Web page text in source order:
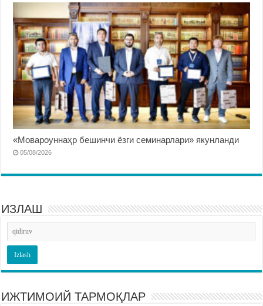
«Мовароуннаҳр бешинчи ёзги семинарлари» якунланди
05/08/2026
ИЗЛАШ
ИЖТИМОИЙ ТАРМОҚЛАР